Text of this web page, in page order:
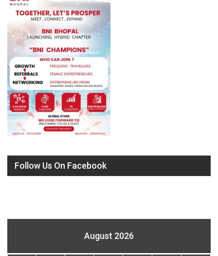
Follow Us On Facebook
August 2026